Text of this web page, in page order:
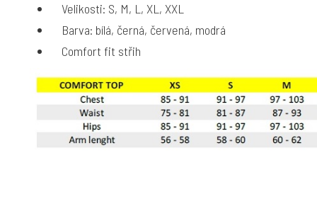
Velikosti: S, M, L, XL, XXL
Barva: bílá, černá, červená, modrá
Comfort fit střih